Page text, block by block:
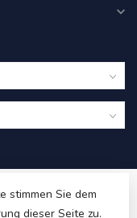
stimmen Sie dem
dieser Seite zu.